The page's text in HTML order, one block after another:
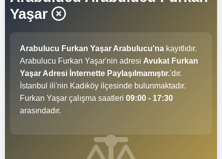
Yaşar
Arabulucu Furkan Yaşar Arabulucu'na kayıtlıdır.
Arabulucu Furkan Yaşar'nin adresi Avukat Furkan
Yaşar Adresi İnternette Paylaşılmamıştır.'dır.
İstanbul ili'nin Kadıköy ilçesinde bulunmaktadır.
Furkan Yaşar çalışma saatleri 09:00 - 17:30
arasındadır.